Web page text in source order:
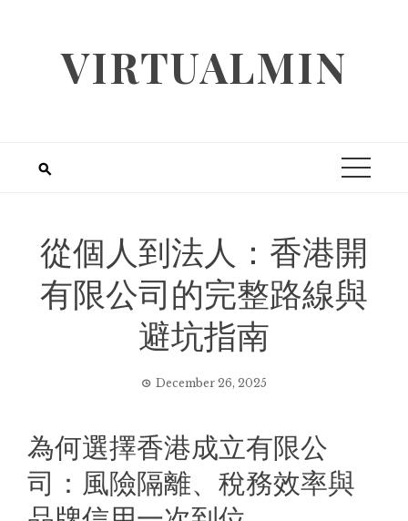
VIRTUALMIN
從個人到法人：香港開
有限公司的完整路線與
避坑指南
December 26, 2025
為何選擇香港成立有限公
司：風險隔離、稅務效率與